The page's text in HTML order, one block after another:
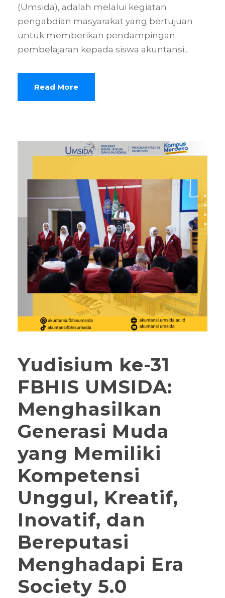
(Umsida), adalah melalui kegiatan
pengabdian masyarakat yang bertujuan
untuk memberikan pendampingan
pembelajaran kepada siswa akuntansi...
Read More
Yudisium ke-31
FBHIS UMSIDA:
Menghasilkan
Generasi Muda
yang Memiliki
Kompetensi
Unggul, Kreatif,
Inovatif, dan
Bereputasi
Menghadapi Era
Society 5.0